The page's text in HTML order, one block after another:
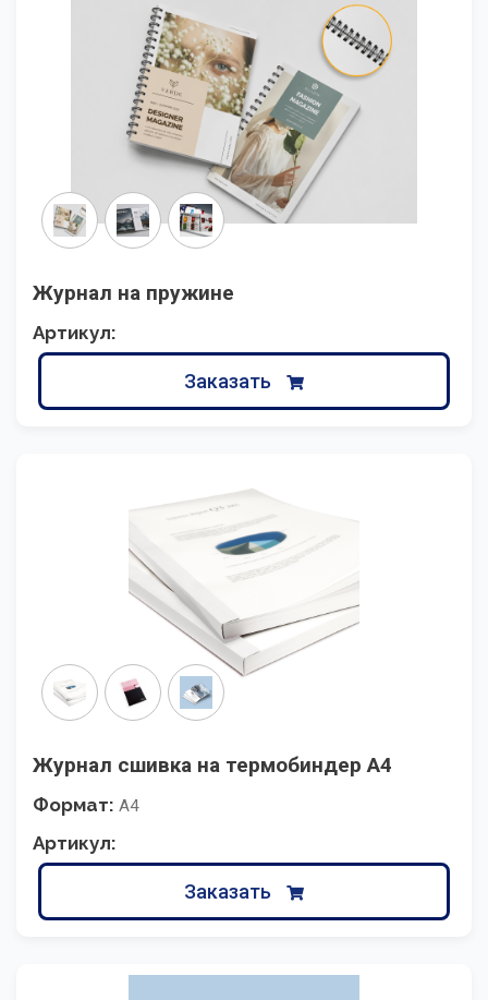
Журнал на пружине
Артикул:
Заказать
Журнал сшивка на термобиндер А4
Формат: А4
Артикул:
Заказать